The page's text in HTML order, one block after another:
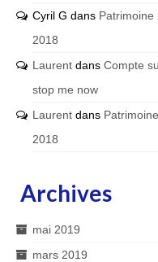
Cyril G dans Patrimoine
2018
Laurent dans Compte
stop me now
Laurent dans
2018
Archives
mai 2019
mars 2019